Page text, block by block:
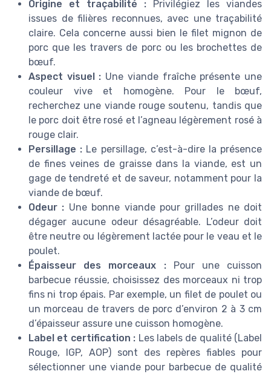
Origine et traçabilité : Privilégiez les viandes
issues de filières reconnues, avec une traçabilité
claire. Cela concerne aussi bien le filet mignon de
porc que les travers de porc ou les brochettes de
bœuf.
Aspect visuel : Une viande fraîche présente une
couleur vive et homogène. Pour le bœuf,
recherchez une viande rouge soutenu, tandis que
le porc doit être rosé et l’agneau légèrement rosé à
rouge clair.
Persillage : Le persillage, c’est-à-dire la présence
de fines veines de graisse dans la viande, est un
gage de tendreté et de saveur, notamment pour la
viande de bœuf.
Odeur : Une bonne viande pour grillades ne doit
dégager aucune odeur désagréable. L’odeur doit
être neutre ou légèrement lactée pour le veau et le
poulet.
Épaisseur des morceaux :Pour une cuisson
barbecue réussie, choisissez des morceaux ni trop
fins ni trop épais. Par exemple, un filet de poulet ou
un morceau de travers de porc d’environ 2 à 3 cm
d’épaisseur assure une cuisson homogène.
Label et certification : Les labels de qualité (Label
Rouge, IGP, AOP) sont des repères fiables pour
sélectionner une viande pour barbecue de qualité